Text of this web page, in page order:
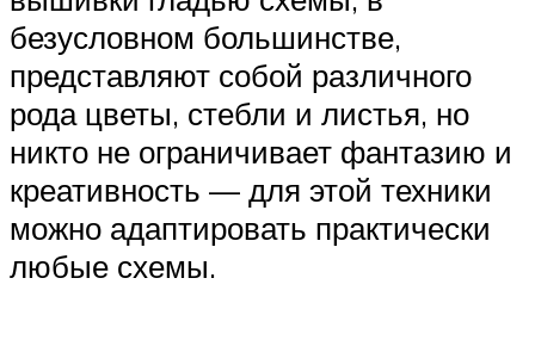
безусловном большинстве,
представляют собой различного
рода цветы, стебли и листья, но
никто не ограничивает фантазию и
креативность — для этой техники
можно адаптировать практически
любые схемы.